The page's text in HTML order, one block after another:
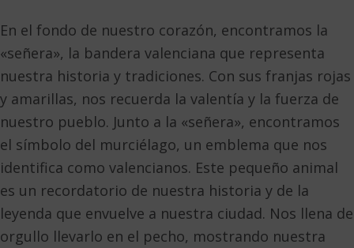
En el fondo de nuestro corazón, encontramos la
«señera», la bandera valenciana que representa
nuestra historia y tradiciones. Con sus franjas rojas
y amarillas, nos recuerda la valentía y la fuerza de
nuestro pueblo. Junto a la «señera», encontramos
el símbolo del murciélago, un emblema que nos
identifica como valencianos. Este pequeño animal
es un recordatorio de nuestra historia y de la
leyenda que envuelve a nuestra ciudad. Nos llena de
orgullo llevarlo en el pecho, mostrando nuestra